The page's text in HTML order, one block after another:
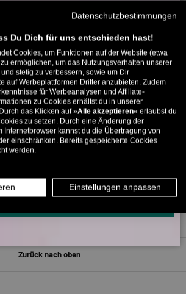
266
von
Rabattcode direkt per Mail zugeschickt.
auf deine erste Bestellung. Aufgepasst: Du
kannst nur 1x wählen! 🤫
9% ab €100 11% ab €150 🔥
WHATSAPP? KEIN PROBLEM!
UND SCHICKE UNS DIE VORGESCHRIEBENE NACHRICHT,
Zurück nach oben
Datenschutzbestimmungen
Du Dich für uns entschieden hast!
Cookies, um Funktionen auf der Website (etwa
ermöglichen, um das Nutzungsverhalten unserer
stetig zu verbessern, sowie um Dir
auf Werbeplattformen Dritter anzubieten. Zudem
für Werbeanalysen und Affiliate-
zu Cookies erhältst du in unserer
das Klicken auf »Alle akzeptieren« erlaubst du
zu setzen. Durch eine Änderung der
Internetbrowser kannst du die Übertragung von
einschränken. Bereits gespeicherte Cookies
werden.
Einstellungen anpassen